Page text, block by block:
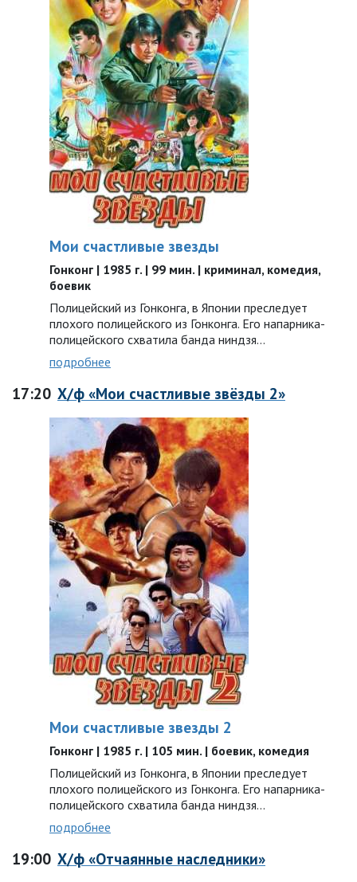
Мои счастливые звезды
Гонконг | 1985 г. | 99 мин. | криминал, комедия,
боевик
Полицейский из Гонконга, в Японии преследует
плохого полицейского из Гонконга. Его напарника-
полицейского схватила банда ниндзя…
подробнее
17:20 Х/ф «Мои счастливые звёзды 2»
Мои счастливые звезды 2
Гонконг | 1985 г. | 105 мин. | боевик, комедия
Полицейский из Гонконга, в Японии преследует
плохого полицейского из Гонконга. Его напарника-
полицейского схватила банда ниндзя…
подробнее
19:00 Х/ф «Отчаянные наследники»